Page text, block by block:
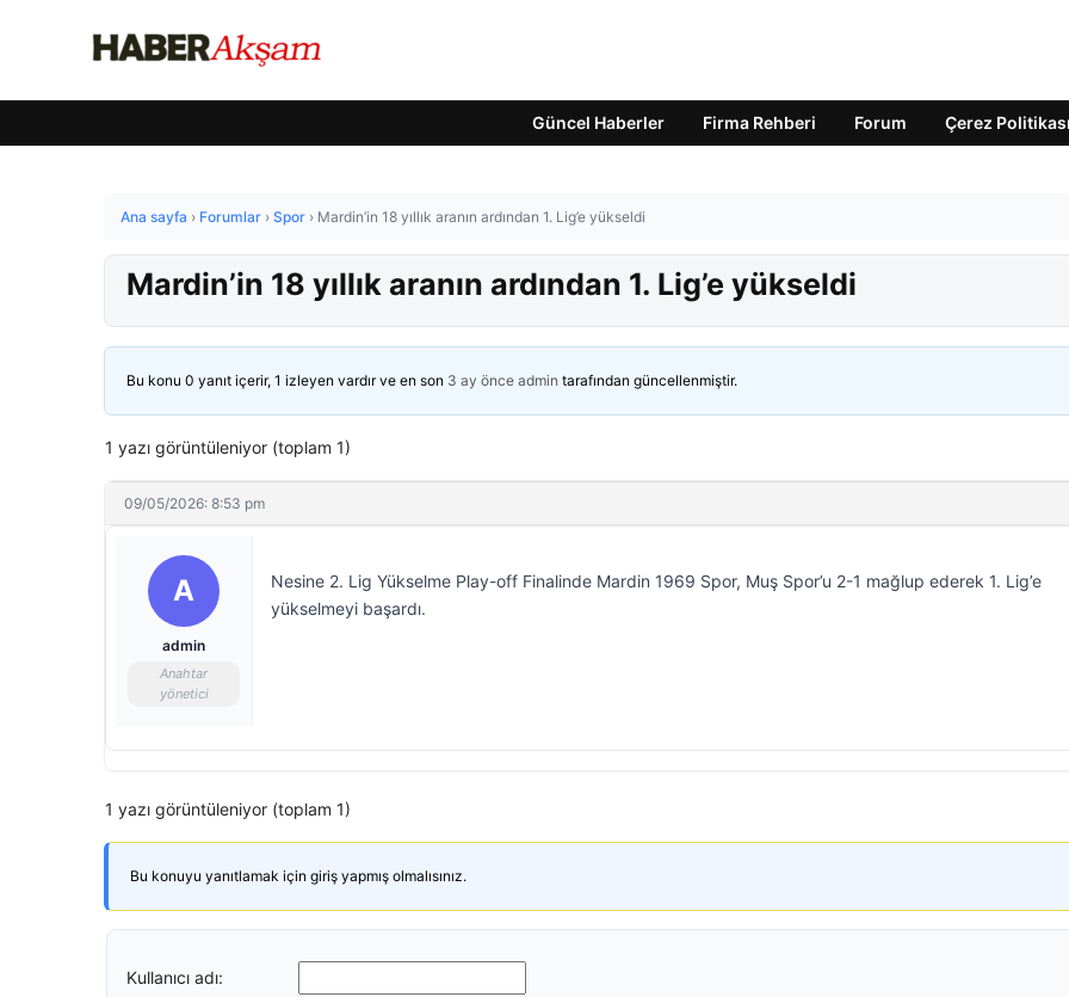
Güncel Haberler Firma Rehberi Forum Çerez Politikası
Ana sayfa › Forumlar › Spor › Mardin’in 18 yıllık aranın ardından 1. Lig’e yükseldi
Mardin’in 18 yıllık aranın ardından 1. Lig’e yükseldi
Bu konu 0 yanıt içerir, 1 izleyen vardır ve en son 3 ay önce admin tarafından güncellenmiştir.
1 yazı görüntüleniyor (toplam 1)
09/05/2026: 8:53 pm
A
admin
Anahtar
yönetici
Nesine 2. Lig Yükselme Play-off Finalinde Mardin 1969 Spor, Muş Spor’u 2-1 mağlup ederek 1. Lig’e
yükselmeyi başardı.
1 yazı görüntüleniyor (toplam 1)
Bu konuyu yanıtlamak için giriş yapmış olmalısınız.
Kullanıcı adı: